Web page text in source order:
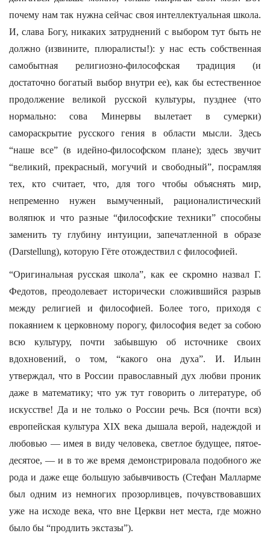
почему нам так нужна сейчас своя интеллектуальная школа.
И, слава Богу, никаких затруднений с выбором тут быть не
должно (извините, плюралисты!): у нас есть собственная
самобытная религиозно-философская традиция (и
достаточно богатый выбор внутри ее), как бы естественное
продолжение великой русской культуры, пузднее (что
нормально: сова Минервы вылетает в сумерки)
самораскрытие русского гения в области мысли. Здесь
“наше все” (в идейно-философском плане); здесь звучит
“великий, прекрасный, могучий и свободный”, посрамляя
тех, кто считает, что, для того чтобы объяснять мир,
непременно нужен вымученный, рационалистический
воляпюк и что разные “философские техники” способны
заменить ту глубину интуиции, запечатленной в образе
(Darstellung), которую Гёте отождествил с философией.
“Оригинальная русская школа”, как ее скромно назвал Г.
Федотов, преодолевает исторически сложившийся разрыв
между религией и философией. Более того, приходя с
покаянием к церковному порогу, философия ведет за собою
всю культуру, почти забывшую об источнике своих
вдохновений, о том, “какого она духа”. И. Ильин
утверждал, что в России православный дух любви проник
даже в математику; что уж тут говорить о литературе, об
искусстве! Да и не только о России речь. Вся (почти вся)
европейская культура XIX века дышала верой, надеждой и
любовью — имея в виду человека, светлое будущее, пятое-
десятое, — и в то же время демонстрировала подобного же
рода и даже еще большую забывчивость (Стефан Малларме
был одним из немногих прозорливцев, почувствовавших
уже на исходе века, что вне Церкви нет места, где можно
было бы “продлить экстазы”).